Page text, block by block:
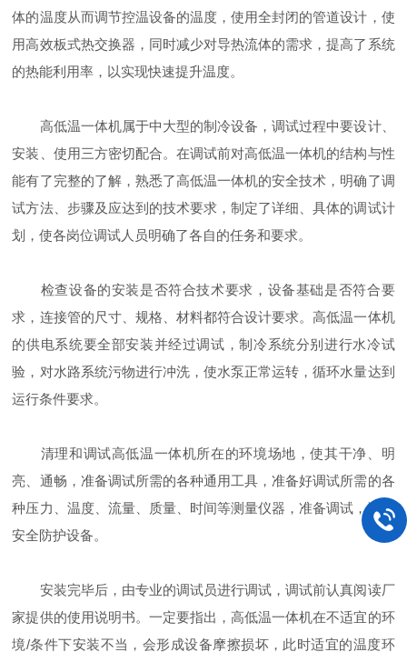
体的温度从而调节控温设备的温度，使用全封闭的管道设计，使
用高效板式热交换器，同时减少对导热流体的需求，提高了系统
的热能利用率，以实现快速提升温度。
高低温一体机属于中大型的制冷设备，调试过程中要设计、
安装、使用三方密切配合。在调试前对高低温一体机的结构与性
能有了完整的了解，熟悉了高低温一体机的安全技术，明确了调
试方法、步骤及应达到的技术要求，制定了详细、具体的调试计
划，使各岗位调试人员明确了各自的任务和要求。
检查设备的安装是否符合技术要求，设备基础是否符合要
求，连接管的尺寸、规格、材料都符合设计要求。高低温一体机
的供电系统要全部安装并经过调试，制冷系统分别进行水冷试
验，对水路系统污物进行冲洗，使水泵正常运转，循环水量达到
运行条件要求。
清理和调试高低温一体机所在的环境场地，使其干净、明
亮、通畅，准备调试所需的各种通用工具，准备好调试所需的各
种压力、温度、流量、质量、时间等测量仪器，准备调试，调试
安全防护设备。
安装完毕后，由专业的调试员进行调试，调试前认真阅读厂
家提供的使用说明书。一定要指出，高低温一体机在不适宜的环
境/条件下安装不当，会形成设备摩擦损坏，此时适宜的温度环